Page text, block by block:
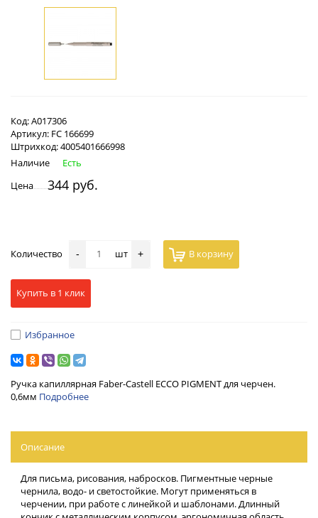
Код:А017306
Артикул: FC 166699
Штрихкод:4005401666998
Наличие
Есть
Цена
344 руб.
Количество - шт + В корзину
Купить в 1 клик
Избранное
Ручка капиллярная Faber-Castell ECCO PIGMENT для черчен.
0,6мм Подробнее
Описание
Для письма, рисования, набросков. Пигментные черные
чернила, водо- и светостойкие. Могут применяться в
черчении, при работе с линейкой и шаблонами. Длинный